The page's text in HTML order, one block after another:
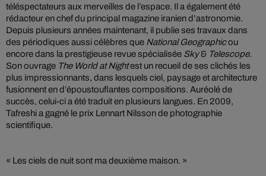
téléspectateurs aux merveilles de l’espace. Il a également été
rédacteur en chef du principal magazine iranien d’astronomie.
Depuis plusieurs années maintenant, il publie ses travaux dans
des périodiques aussi célèbres que National Geographicou
encore dans la prestigieuse revue spécialisée Sky& Telescope.
Son ouvrage The World at Nightest un recueil de ses clichés les
plus impressionnants, dans lesquels ciel, paysage et architecture
fusionnent en d’époustouflantes compositions. Auréolé de
succès, celui-ci a été traduit en plusieurs langues. En 2009,
Tafreshi a gagné le prix Lennart Nilsson de photographie
scientifique.
« Les ciels de nuit sont ma deuxième maison. »